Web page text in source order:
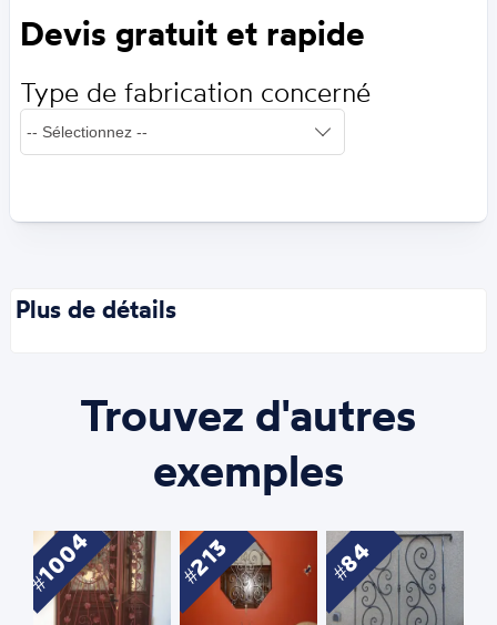
Devis gratuit et rapide
Type de fabrication concerné
Plus de détails
Trouvez d'autres
exemples
1004 213 84